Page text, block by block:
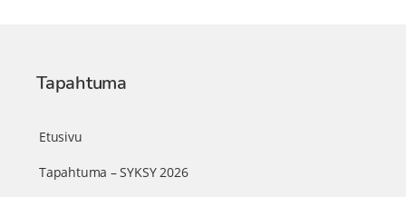
Tapahtuma
Etusivu
Tapahtuma – SYKSY 2026